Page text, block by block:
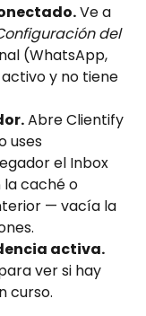
Ve a
del
(WhatsApp,
y no tiene
Abre Clientify
uses
el Inbox
la caché o
— vacía la
activa.
ver si hay
curso.